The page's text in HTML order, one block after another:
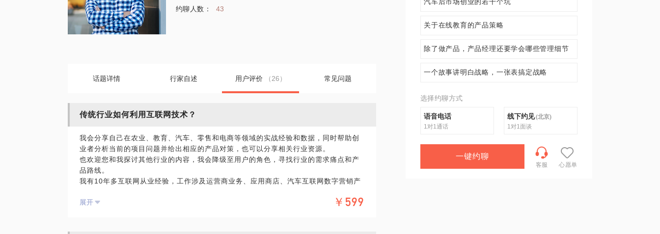
约聊人数：
43
话题详情 行家自述 用户评价 （26） 常见问题
传统行业如何利用互联网技术？
我会分享自己在农业、教育、汽车、零售和电商等领域的实战经验和数据，同时帮助创
业者分析当前的项目问题并给出相应的产品对策，也可以分享相关行业资源。
也欢迎您和我探讨其他行业的内容，我会降级至用户的角色，寻找行业的需求痛点和产
品路线。
我有10年多互联网从业经验，工作涉及运营商业务、应用商店、汽车互联网数字营销产
擅长挖掘和识别用户本质需求，并基于此设计完整的产品和业务路线。4年运营商增值业
展开 ￥599
关于在线教育的产品策略
除了做产品，产品经理还要学会哪些管理细节
一个故事讲明白战略，一张表搞定战略
选择约聊方式
语音电话
1对1通话
线下约见(北京)
1对1面谈
一键约聊
客服 心愿单